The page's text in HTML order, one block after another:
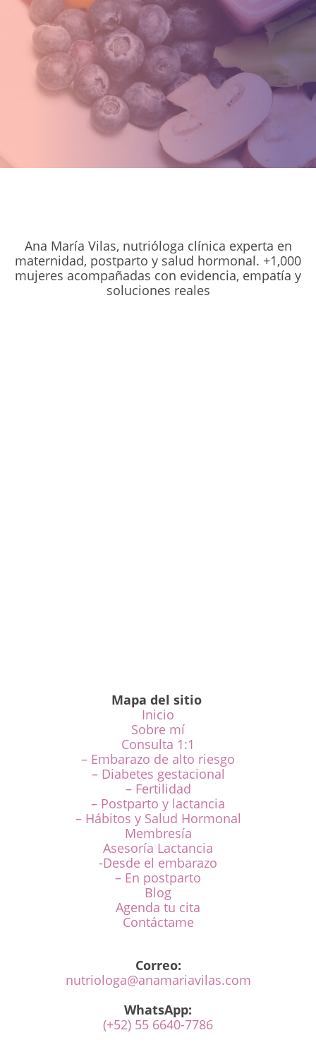
Ana María Vilas, nutrióloga clínica experta en
maternidad, postparto y salud hormonal. +1,000
mujeres acompañadas con evidencia, empatía y
soluciones reales
Mapa del sitio
Inicio
Sobre mí
Consulta 1:1
– Embarazo de alto riesgo
– Diabetes gestacional
– Fertilidad
– Postparto y lactancia
– Hábitos y Salud Hormonal
Membresía
Asesoría Lactancia
-Desde el embarazo
– En postparto
Blog
Agenda tu cita
Contáctame
Correo:
nutriologa@anamariavilas.com
WhatsApp:
(+52) 55 6640-7786